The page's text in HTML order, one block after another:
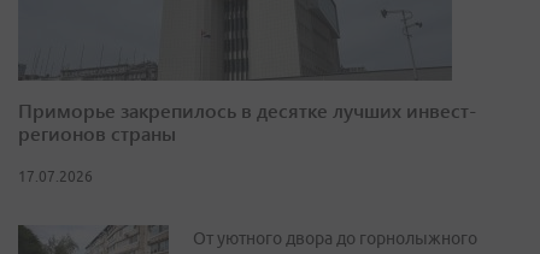
Приморье закрепилось в десятке лучших инвест-
регионов страны
17.07.2026
От уютного двора до горнолыжного